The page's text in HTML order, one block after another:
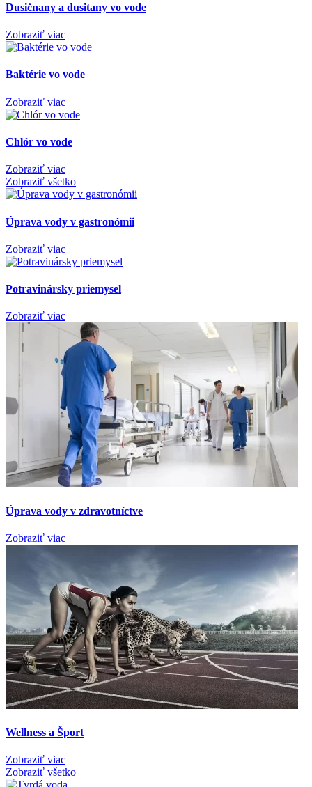
Dusičnany a dusitany vo vode
Zobraziť viac
Baktérie vo vode
Zobraziť viac
Chlór vo vode
Zobraziť viac
Zobraziť všetko
Úprava vody v gastronómii
Zobraziť viac
Potravinársky priemysel
Zobraziť viac
Úprava vody v zdravotníctve
Zobraziť viac
Wellness a Šport
Zobraziť viac
Zobraziť všetko